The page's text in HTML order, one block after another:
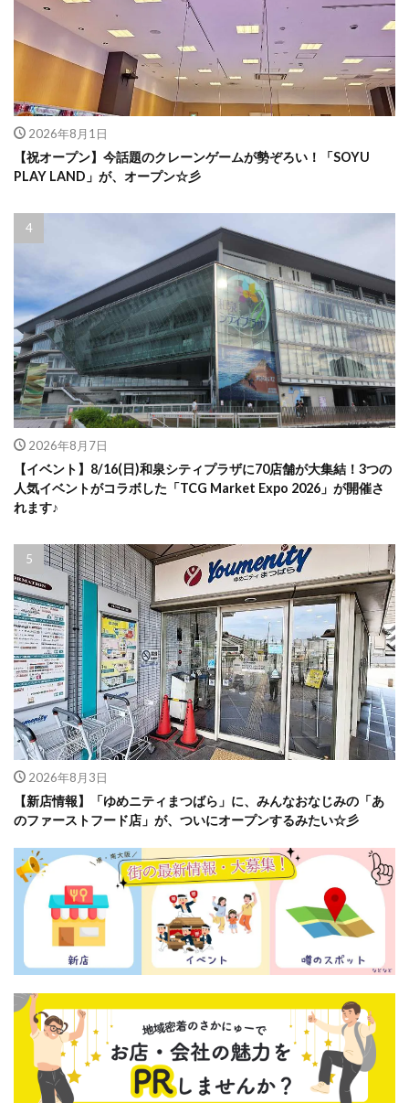
2026年8月1日
【祝オープン】今話題のクレーンゲームが勢ぞろい！「SOYU
PLAY LAND」が、オープン☆彡
2026年8月7日
【イベント】8/16(日)和泉シティプラザに70店舗が大集結！3つの
人気イベントがコラボした「TCG Market Expo 2026」が開催さ
れます♪
2026年8月3日
【新店情報】「ゆめニティまつばら」に、みんなおなじみの「あ
のファーストフード店」が、ついにオープンするみたい☆彡